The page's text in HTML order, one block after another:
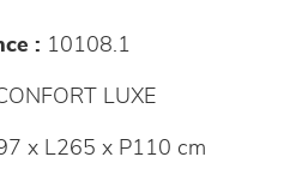
: 10108.1
LUXE
x L265 x P110 cm